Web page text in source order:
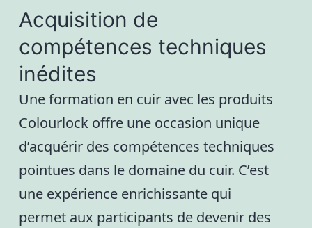
Acquisition de
compétences techniques
inédites
Une formation en cuir avec les produits
Colourlock offre une occasion unique
d’acquérir des compétences techniques
pointues dans le domaine du cuir. C’est
une expérience enrichissante qui
permet aux participants de devenir des